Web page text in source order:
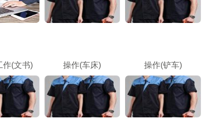
作(文书) 操作(车床) 操作(铲车)